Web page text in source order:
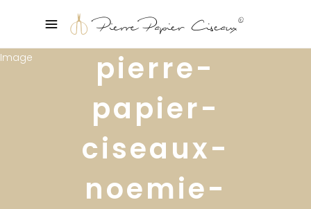
pierre-
papier-
ciseaux-
noemie-